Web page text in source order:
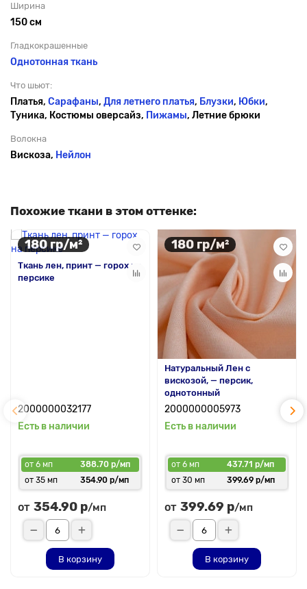
Ширина
150 см
Гладкокрашенные
Однотонная ткань
Что шьют:
Платья, Сарафаны, Для летнего платья, Блузки, Юбки,
Туника, Костюмы оверсайз, Пижамы, Летние брюки
Волокна
Вискоза, Нейлон
Похожие ткани в этом оттенке:
180 гр/м²
Ткань лен, принт — горох на
персике
2000000032177
Есть в наличии
от 6 мп
388.70 р/мп
от 35 мп
354.90 р/мп
от 354.90 р/мп
В корзину
180 гр/м²
Натуральный Лен с
вискозой, — персик,
однотонный
2000000005973
Есть в наличии
от 6 мп
437.71 р/мп
от 30 мп
399.69 р/мп
от 399.69 р/мп
В корзину